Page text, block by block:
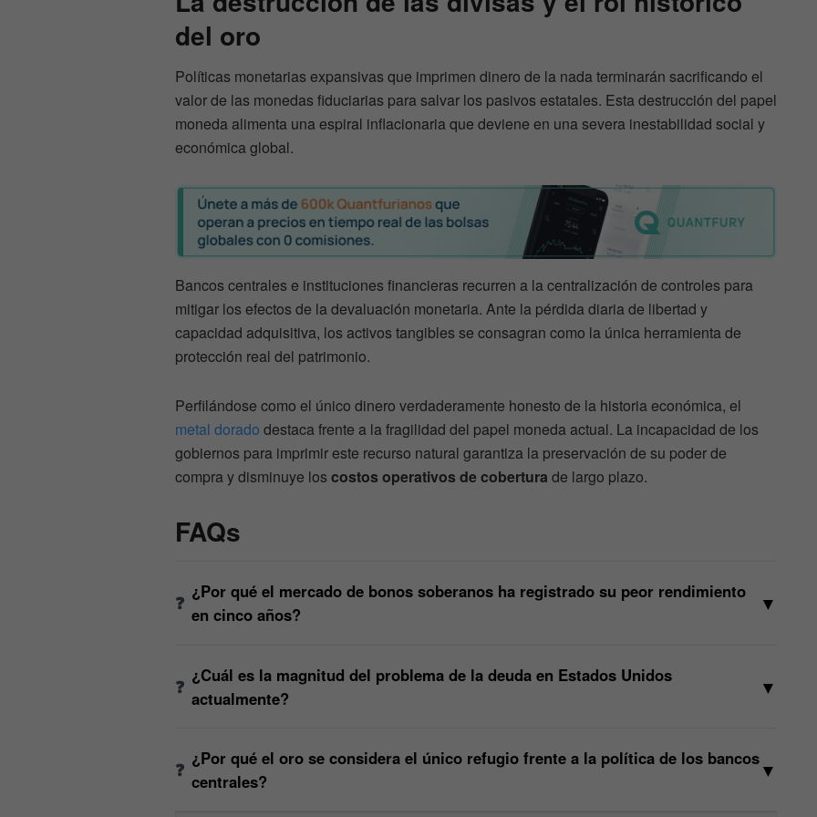
del oro
Políticas monetarias expansivas que imprimen dinero de la nada terminarán sacrificando el
valor de las monedas fiduciarias para salvar los pasivos estatales. Esta destrucción del papel
moneda alimenta una espiral inflacionaria que deviene en una severa inestabilidad social y
económica global.
Bancos centrales e instituciones financieras recurren a la centralización de controles para
mitigar los efectos de la devaluación monetaria. Ante la pérdida diaria de libertad y
capacidad adquisitiva, los activos tangibles se consagran como la única herramienta de
protección real del patrimonio.
Perfilándose como el único dinero verdaderamente honesto de la historia económica, el
metal dorado destaca frente a la fragilidad del papel moneda actual. La incapacidad de los
gobiernos para imprimir este recurso natural garantiza la preservación de su poder de
compra y disminuye loscostos operativos de cobertura de largo plazo.
FAQs
¿Por qué el mercado de bonos soberanos ha registrado su peor rendimiento
en cinco años?
▼
¿Cuál es la magnitud del problema de la deuda en Estados Unidos
actualmente?
▼
¿Por qué el oro se considera el único refugio frente a la política de los bancos
centrales?
▼